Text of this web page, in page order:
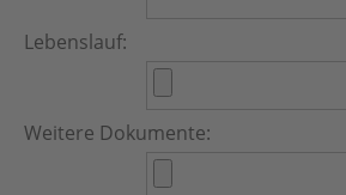
Lebenslauf:
Weitere Dokumente: